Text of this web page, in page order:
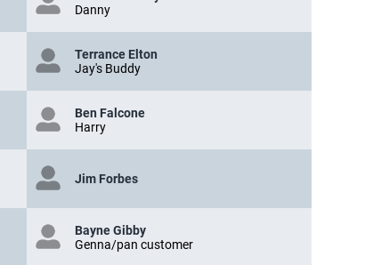
Danny
Terrance Elton
Jay's Buddy
Ben Falcone
Harry
Jim Forbes
Bayne Gibby
Genna/pan customer